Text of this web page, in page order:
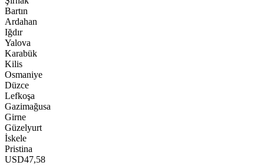
Bartın
Ardahan
Iğdır
Yalova
Karabük
Kilis
Osmaniye
Düzce
Lefkoşa
Gazimağusa
Girne
Güzelyurt
İskele
Pristina
USD47,58